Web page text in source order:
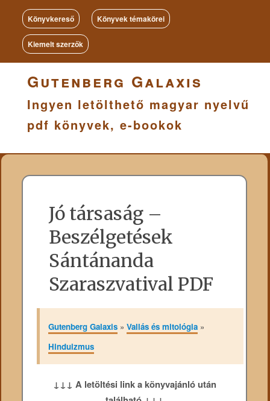
Könyvkereső Könyvek témakörei
Kiemelt szerzők
Gutenberg Galaxis
Ingyen letölthető magyar nyelvű
pdf könyvek, e-bookok
Jó társaság –
Beszélgetések
Sántánanda
Szaraszvatival PDF
Gutenberg Galaxis» Vallás és mitológia»
Hinduizmus
↓↓↓ A letöltési link a könyvajánló után